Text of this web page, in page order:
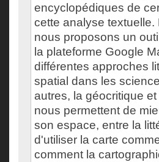
encyclopédiques de
cette analyse
nous proposons un
la plateforme Google
différentes approches
spatial dans les
autres, la géocritique
nous permettent de
son espace, entre la
d'utiliser la carte
comment la